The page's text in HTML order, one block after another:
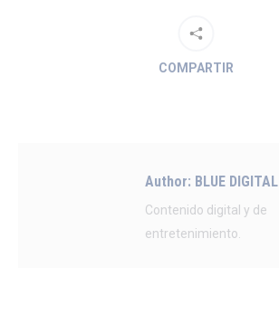
COMPARTIR
Author: BLUE DIGITAL
Contenido digital y de
entretenimiento.